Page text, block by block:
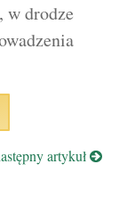
drodze
artykuł